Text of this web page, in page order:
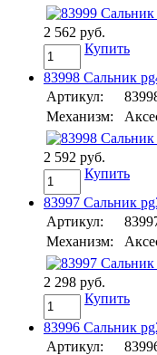
2 562 руб.
Купить
83998 Сальник
Артикул:
Механизм:
2 592 руб.
Купить
83997 Сальник
Артикул:
Механизм:
2 298 руб.
Купить
83996 Сальник
Артикул: